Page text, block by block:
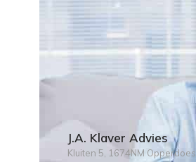
J.A. Klaver Advies
Kluiten 5, 1674NM Opperdoes